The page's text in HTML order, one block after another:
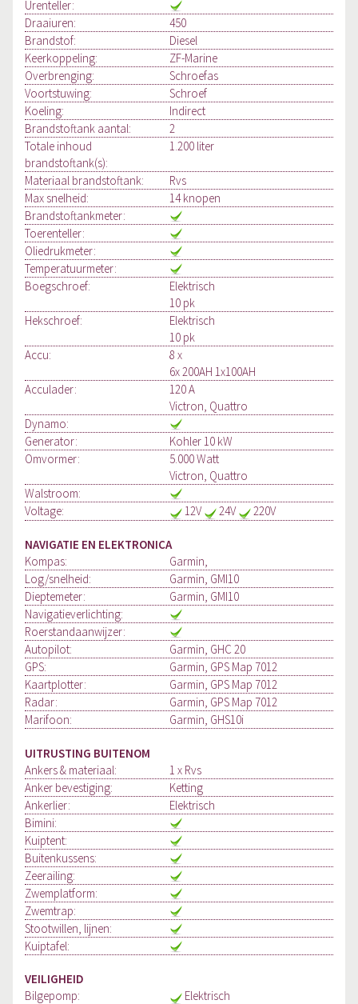
Urenteller:
Draaiuren:
450
Brandstof:
Diesel
Keerkoppeling:
ZF-Marine
Overbrenging:
Schroefas
Voortstuwing:
Schroef
Koeling:
Indirect
Brandstoftank aantal:
2
Totale inhoud
brandstoftank(s):
1.200 liter
Materiaal brandstoftank:
Rvs
Max snelheid:
14 knopen
Brandstoftankmeter:
Toerenteller:
Oliedrukmeter:
Temperatuurmeter:
Boegschroef:
Elektrisch
10 pk
Hekschroef:
Elektrisch
10 pk
Accu:
8 x
6x 200AH 1x100AH
Acculader:
120 A
Victron, Quattro
Dynamo:
Generator:
Kohler 10 kW
Omvormer:
5.000 Watt
Victron, Quattro
Walstroom:
Voltage:
12V 24V 220V
NAVIGATIE EN ELEKTRONICA
Kompas:
Garmin,
Log/snelheid:
Garmin, GMI10
Dieptemeter:
Garmin, GMI10
Navigatieverlichting:
Roerstandaanwijzer:
Autopilot:
Garmin, GHC 20
GPS:
Garmin, GPS Map 7012
Kaartplotter:
Garmin, GPS Map 7012
Radar:
Garmin, GPS Map 7012
Marifoon:
Garmin, GHS10i
UITRUSTING BUITENOM
Ankers & materiaal:
1 x Rvs
Anker bevestiging:
Ketting
Ankerlier:
Elektrisch
Bimini:
Kuiptent:
Buitenkussens:
Zeerailing:
Zwemplatform:
Zwemtrap:
Stootwillen, lijnen:
Kuiptafel:
VEILIGHEID
Bilgepomp:
Elektrisch